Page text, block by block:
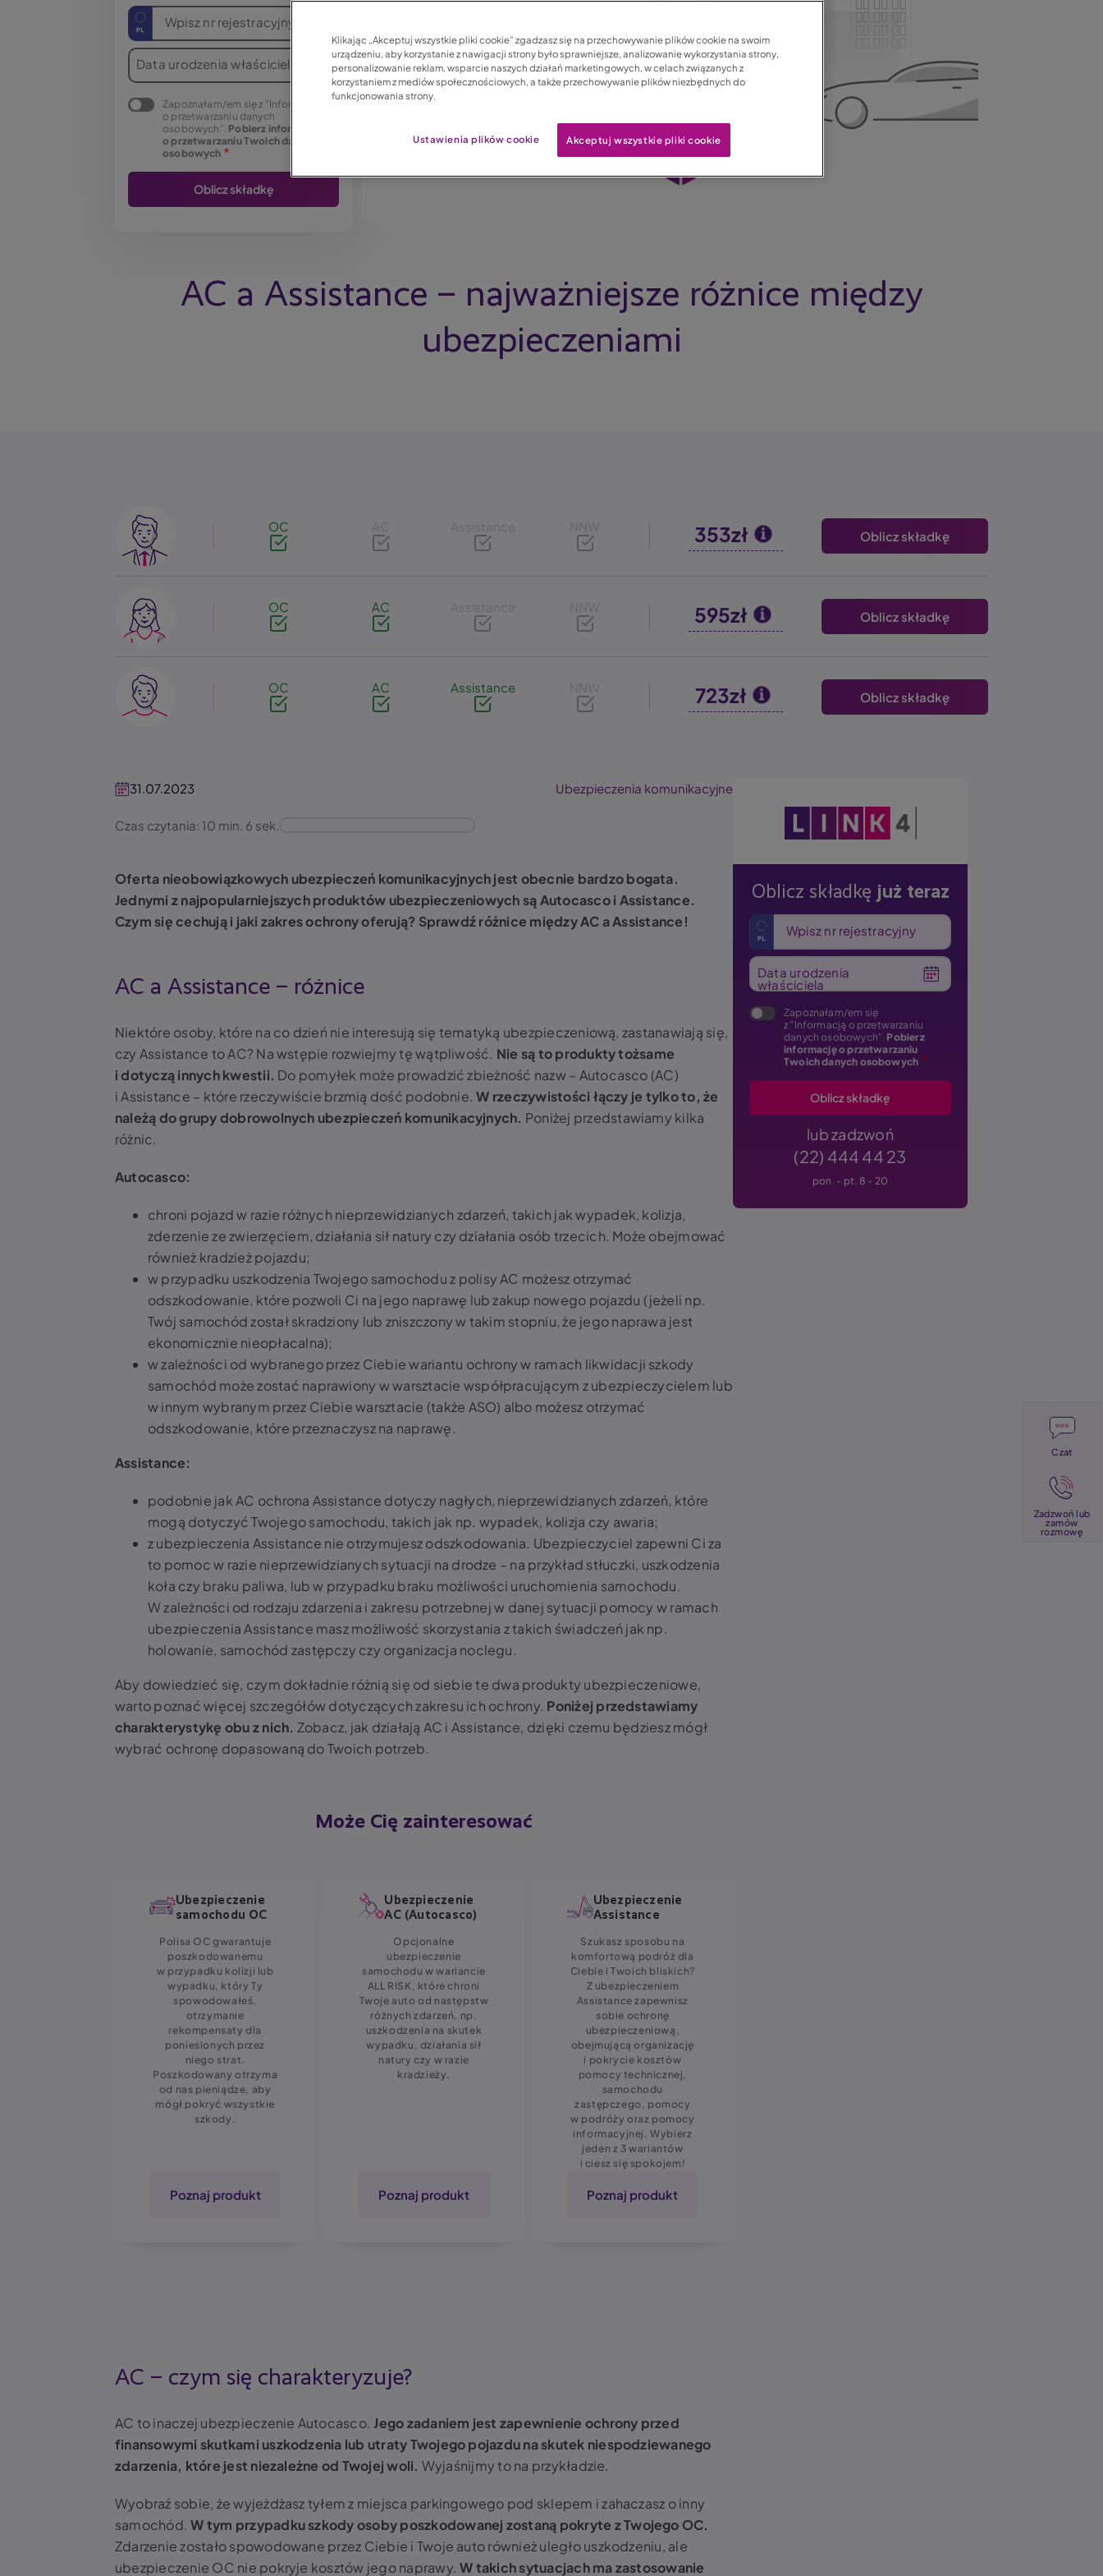
Wpisz nr rejestracyjny
Data urodzenia właściciela
Zapoznałam/em się z "Informacją
o przetwarzaniu danych
osobowych". Pobierz informację
o przetwarzaniu Twoich danych
osobowych
AC a Assistance – najważniejsze różnice między
ubezpieczeniami
Image
OC AC Assistance NNW 353zł Oblicz składkę
Image
OC AC Assistance NNW 595zł Oblicz składkę
Image
OC AC Assistance NNW 723zł Oblicz składkę
31.07.2023 Ubezpieczenia komunikacyjne
Czas czytania: 10 min. 6 sek.
Oferta nieobowiązkowych ubezpieczeń komunikacyjnych jest obecnie bardzo bogata.
Jednymi z najpopularniejszych produktów ubezpieczeniowych są Autocasco i Assistance.
Czym się cechują i jaki zakres ochrony oferują? Sprawdź różnice między AC a Assistance!
AC a Assistance – różnice
Niektóre osoby, które na co dzień nie interesują się tematyką ubezpieczeniową, zastanawiają się,
czy Assistance to AC? Na wstępie rozwiejmy tę wątpliwość. Nie są to produkty tożsame
i dotyczą innych kwestii. Do pomyłek może prowadzić zbieżność nazw – Autocasco (AC)
i Assistance – które rzeczywiście brzmią dość podobnie.W rzeczywistości łączy je tylko to, że
należą do grupy dobrowolnych ubezpieczeń komunikacyjnych. Poniżej przedstawiamy kilka
różnic.
Autocasco:
chroni pojazd w razie różnych nieprzewidzianych zdarzeń, takich jak wypadek, kolizja,
zderzenie ze zwierzęciem, działania sił natury czy działania osób trzecich. Może obejmować
również kradzież pojazdu;
w przypadku uszkodzenia Twojego samochodu z polisy AC możesz otrzymać
odszkodowanie, które pozwoli Ci na jego naprawę lub zakup nowego pojazdu (jeżeli np.
Twój samochód został skradziony lub zniszczony w takim stopniu, że jego naprawa jest
ekonomicznie nieopłacalna);
w zależności od wybranego przez Ciebie wariantu ochrony w ramach likwidacji szkody
samochód może zostać naprawiony w warsztacie współpracującym z ubezpieczycielem lub
w innym wybranym przez Ciebie warsztacie (także ASO) albo możesz otrzymać
odszkodowanie, które przeznaczysz na naprawę.
Assistance:
podobnie jak AC ochrona Assistance dotyczy nagłych, nieprzewidzianych zdarzeń, które
mogą dotyczyć Twojego samochodu, takich jak np. wypadek, kolizja czy awaria;
z ubezpieczenia Assistance nie otrzymujesz odszkodowania. Ubezpieczyciel zapewni Ci za
to pomoc w razie nieprzewidzianych sytuacji na drodze – na przykład stłuczki, uszkodzenia
koła czy braku paliwa, lub w przypadku braku możliwości uruchomienia samochodu.
W zależności od rodzaju zdarzenia i zakresu potrzebnej w danej sytuacji pomocy w ramach
ubezpieczenia Assistance masz możliwość skorzystania z takich świadczeń jak np.
holowanie, samochód zastępczy czy organizacja noclegu.
Aby dowiedzieć się, czym dokładnie różnią się od siebie te dwa produkty ubezpieczeniowe,
warto poznać więcej szczegółów dotyczących zakresu ich ochrony. Poniżej przedstawiamy
charakterystykę obu z nich. Zobacz, jak działają AC i Assistance, dzięki czemu będziesz mógł
wybrać ochronę dopasowaną do Twoich potrzeb.
Może Cię zainteresować
Ubezpieczenie
samochodu OC
Polisa OC gwarantuje
poszkodowanemu
w przypadku kolizji lub
wypadku, który Ty
spowodowałeś,
otrzymanie
rekompensaty dla
poniesionych przez
niego strat.
Poszkodowany otrzyma
od nas pieniądze, aby
mógł pokryć wszystkie
szkody.
Poznaj produkt
Ubezpieczenie
AC (Autocasco)
Opcjonalne
ubezpieczenie
samochodu w wariancie
ALL RISK, które chroni
Twoje auto od następstw
różnych zdarzeń, np.
uszkodzenia na skutek
wypadku, działania sił
natury czy w razie
kradzieży.
Poznaj produkt
Ubezpieczenie
Assistance
Szukasz sposobu na
komfortową podróż dla
Ciebie i Twoich bliskich?
Z ubezpieczeniem
Assistance zapewnisz
sobie ochronę
ubezpieczeniową,
obejmującą organizację
i pokrycie kosztów
pomocy technicznej,
samochodu
zastępczego, pomocy
w podróży oraz pomocy
informacyjnej. Wybierz
jeden z 3 wariantów
i ciesz się spokojem!
Poznaj produkt
AC – czym się charakteryzuje?
AC to inaczej ubezpieczenie Autocasco.Jego zadaniem jest zapewnienie ochrony przed
finansowymi skutkami uszkodzenia lub utraty Twojego pojazdu na skutek niespodziewanego
zdarzenia, które jest niezależne od Twojej woli. Wyjaśnijmy to na przykładzie.
Wyobraź sobie, że wyjeżdżasz tyłem z miejsca parkingowego pod sklepem i zahaczasz o inny
samochód.W tym przypadku szkody osoby poszkodowanej zostaną pokryte z Twojego OC.
Zdarzenie zostało spowodowane przez Ciebie i Twoje auto również uległo uszkodzeniu, ale
ubezpieczenie OC nie pokryje kosztów jego naprawy.W takich sytuacjach ma zastosowanie
Obraz
Oblicz składkę już teraz
Wpisz nr rejestracyjny
Data urodzenia
właściciela
Zapoznałam/em się
z "Informacją o przetwarzaniu
danych osobowych". Pobierz
informację o przetwarzaniu
Twoich danych osobowych
lub zadzwoń
(22) 444 44 23
pon. - pt. 8 - 20
Czat
Zadzwoń lub
zamów
rozmowę
Klikając „Akceptuj wszystkie pliki cookie” zgadzasz się na przechowywanie plików cookie na swoim
urządzeniu, aby korzystanie z nawigacji strony było sprawniejsze, analizowanie wykorzystania strony,
personalizowanie reklam, wsparcie naszych działań marketingowych, w celach związanych z
korzystaniem z mediów społecznościowych, a także przechowywanie plików niezbędnych do
funkcjonowania strony.
Ustawienia plików cookie Akceptuj wszystkie pliki cookie